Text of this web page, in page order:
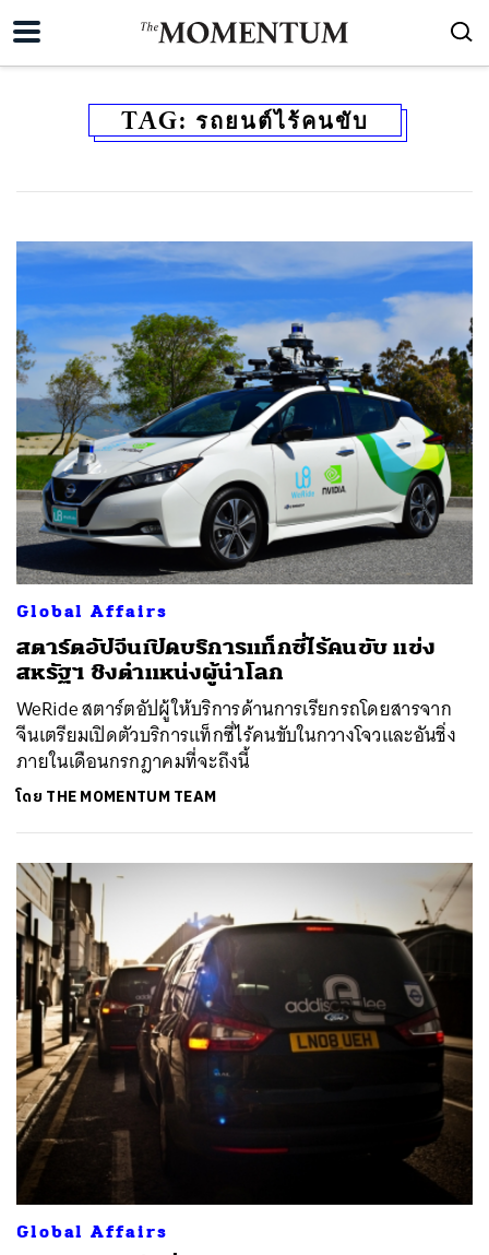
TAG: รถยนต์ไร้คนขับ
Global Affairs
สตาร์ตอัปจีนเปิดบริการแท็กซี่ไร้คนขับ แข่ง
สหรัฐฯ ชิงตำแหน่งผู้นำโลก
WeRide สตาร์ตอัปผู้ให้บริการด้านการเรียกรถโดยสารจาก
จีนเตรียมเปิดตัวบริการแท็กซี่ไร้คนขับในกวางโจวและอันชิ่ง
ภายในเดือนกรกฎาคมที่จะถึงนี้
โดย THE MOMENTUM TEAM
Global Affairs
ค้นหา
SHARE